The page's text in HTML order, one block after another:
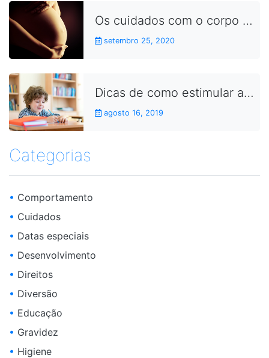
Os cuidados com o corpo durante a gravidez
setembro 25, 2020
Dicas de como estimular as crianças a fazerem as lições de casa
agosto 16, 2019
Categorias
• Comportamento
• Cuidados
• Datas especiais
• Desenvolvimento
• Direitos
• Diversão
• Educação
• Gravidez
• Higiene